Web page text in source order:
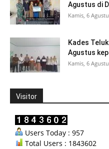
Agustus di
Kamis, 6
Kades
Agustus
Kamis, 6
Visitor
Users Today : 957
Total Users : 1843602